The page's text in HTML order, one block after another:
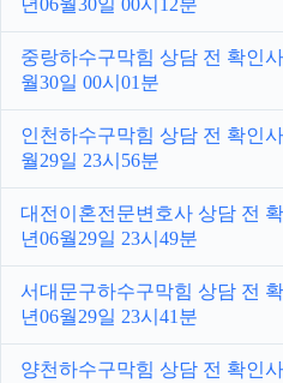
년06월30일 00시12분
중랑하수구막힘 상담 전 확인
월30일 00시01분
인천하수구막힘 상담 전 확인
월29일 23시56분
대전이혼전문변호사 상담 전
년06월29일 23시49분
서대문구하수구막힘 상담 전
년06월29일 23시41분
양천하수구막힘 상담 전 확인